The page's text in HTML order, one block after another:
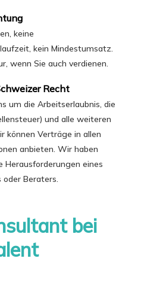
keine
kein Mindestumsatz.
wenn Sie auch verdienen.
Recht
um die Arbeitserlaubnis, die
und alle weiteren
können Verträge in allen
anbieten. Wir haben
Herausforderungen eines
Beraters.
bei